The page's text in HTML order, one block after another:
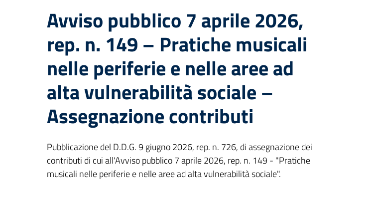
Avviso pubblico 7 aprile 2026,
rep. n. 149 – Pratiche musicali
nelle periferie e nelle aree ad
alta vulnerabilità sociale –
Assegnazione contributi
Pubblicazione del D.D.G. 9 giugno 2026, rep. n. 726, di assegnazione dei
contributi di cui all'Avviso pubblico 7 aprile 2026, rep. n. 149 - "Pratiche
musicali nelle periferie e nelle aree ad alta vulnerabilità sociale".